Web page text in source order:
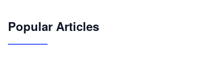
JimoClaw 桌面 AI Agent 工作台
Popular Articles